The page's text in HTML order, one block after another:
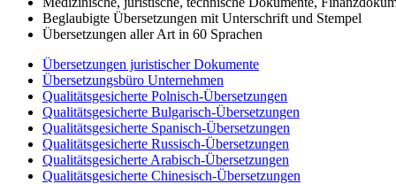
Beglaubigte Übersetzungen mit Unterschrift und Stempel
Übersetzungen aller Art in 60 Sprachen
Übersetzungen juristischer Dokumente
Übersetzungsbüro Unternehmen
Qualitätsgesicherte Polnisch-Übersetzungen
Qualitätsgesicherte Bulgarisch-Übersetzungen
Qualitätsgesicherte Spanisch-Übersetzungen
Qualitätsgesicherte Russisch-Übersetzungen
Qualitätsgesicherte Arabisch-Übersetzungen
Qualitätsgesicherte Chinesisch-Übersetzungen